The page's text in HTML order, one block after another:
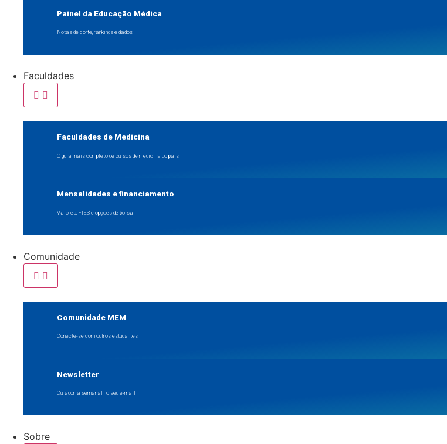
Painel da Educação Médica
Notas de corte, rankings e dados
Faculdades
Faculdades de Medicina
O guia mais completo de cursos de medicina do país
Mensalidades e financiamento
Valores, FIES e opções de bolsa
Comunidade
Comunidade MEM
Conecte-se com outros estudantes
Newsletter
Curadoria semanal no seu e-mail
Sobre